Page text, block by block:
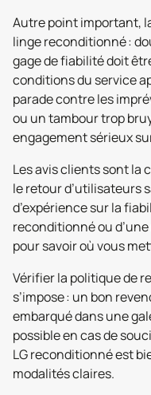
Autre point important,
linge reconditionné :
gage de fiabilité doit
conditions du service
parade contre les
ou un tambour trop
engagement sérieux
Les avis clients sont la
le retour d’utilisateurs
d’expérience sur la
reconditionné ou
pour savoir où vous
Vérifier la politique de
s’impose : un bon
embarqué dans une
possible en cas de
LG reconditionné est
modalités claires.